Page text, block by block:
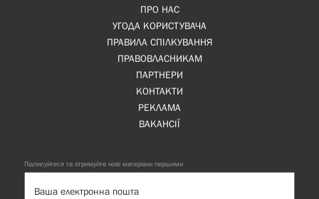
ПРО НАС
УГОДА КОРИСТУВАЧА
ПРАВИЛА СПІЛКУВАННЯ
ПРАВОВЛАСНИКАМ
ПАРТНЕРИ
КОНТАКТИ
РЕКЛАМА
ВАКАНСІЇ
Підписуйтеся та отримуйте нові матеріали першими